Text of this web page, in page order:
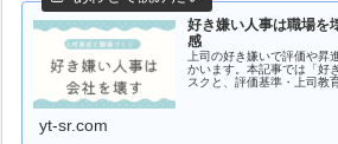
好き嫌い人事は職場を
感
上司の好き嫌いで評価や昇
かいます。本記事では「好
スクと、評価基準・上司教
yt-sr.com